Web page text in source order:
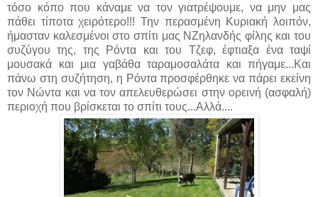
τόσο κόπο που κάναμε να τον γιατρέψουμε, να μην μας
πάθει τίποτα χειρότερο!!! Την περασμένη Κυριακή λοιπόν,
ήμασταν καλεσμένοι στο σπίτι μας ΝΖηλανδής φίλης και του
συζύγου της, της Ρόντα και του Τζεφ, έφτιαξα ένα ταψί
μουσακά και μια γαβάθα ταραμοσαλάτα και πήγαμε...Και
πάνω στη συζήτηση, η Ρόντα προσφέρθηκε να πάρει εκείνη
τον Νώντα και να τον απελευθερώσει στην ορεινή (ασφαλή)
περιοχή που βρίσκεται το σπίτι τους...Αλλά....